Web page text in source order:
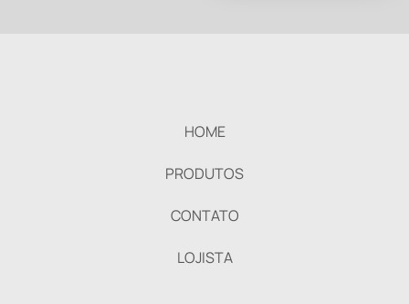
HOME
PRODUTOS
CONTATO
LOJISTA